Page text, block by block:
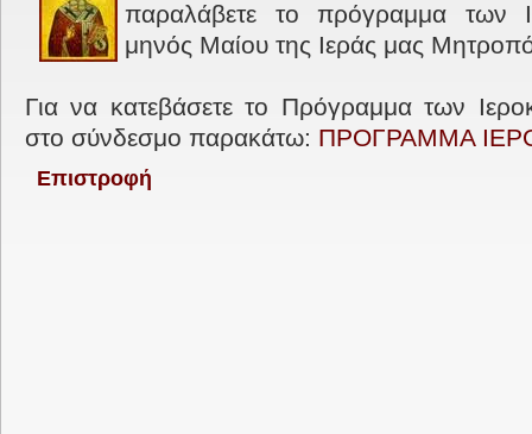
παραλάβετε το πρόγραμμα των
μηνός Μαίου της Ιεράς μας
Για να κατεβάσετε το Πρόγραμμα των
στο σύνδεσμο παρακάτω: ΠΡΟΓΡΑΜΜΑ
Επιστροφή